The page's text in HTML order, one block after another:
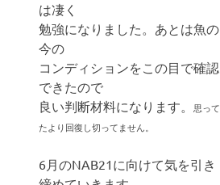
は凄く
勉強になりました。あとは魚の
今の
コンディションをこの目で確認
できたので
良い判断材料になります。
思って
たより回復し切ってません。
6月のNAB21に向けて気を引き